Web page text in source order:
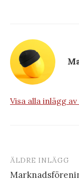
Visa alla inlägg
ÄLDRE INLÄGG